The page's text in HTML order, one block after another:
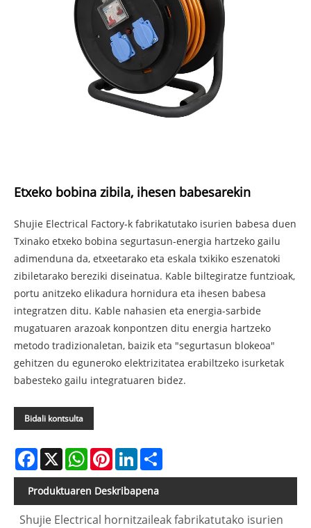
Etxeko bobina zibila, ihesen babesarekin
Shujie Electrical Factory-k fabrikatutako isurien babesa duen
Txinako etxeko bobina segurtasun-energia hartzeko gailu
adimenduna da, etxeetarako eta eskala txikiko eszenatoki
zibiletarako bereziki diseinatua. Kable biltegiratze funtzioak,
portu anitzeko elikadura hornidura eta ihesen babesa
integratzen ditu. Kable nahasien eta energia-sarbide
mugatuaren arazoak konpontzen ditu energia hartzeko
metodo tradizionaletan, baizik eta "segurtasun blokeoa"
gehitzen du eguneroko elektrizitatea erabiltzeko isurketak
babesteko gailu integratuaren bidez.
Bidali kontsulta
Facebook
X WhatsAppPinterestLinkedIn
Produktuaren Deskribapena
Shujie Electrical hornitzaileak fabrikatutako isurien